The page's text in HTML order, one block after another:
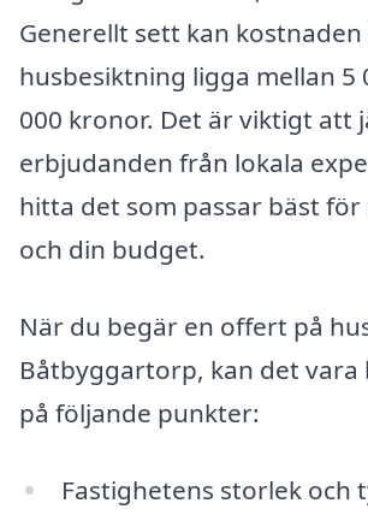
Generellt sett kan
husbesiktning ligga mellan 5
000 kronor. Det är viktigt att
erbjudanden från lokala
hitta det som passar bäst
och din budget.
När du begär en offert på
Båtbyggartorp, kan det vara
på följande punkter:
Fastighetens storlek och